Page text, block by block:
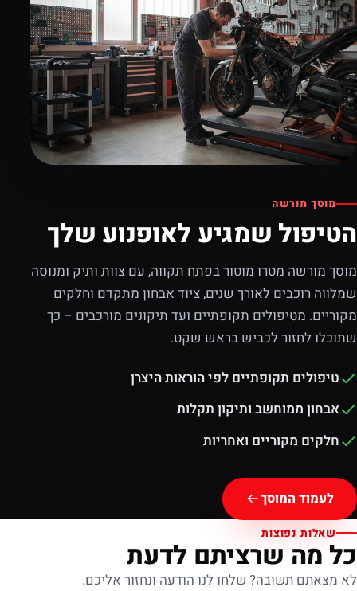
מוסך מורשה
הטיפול שמגיע לאופנוע שלך
מוסך מורשה מטרו מוטור בפתח תקווה, עם צוות ותיק ומנוסה
שמלווה רוכבים לאורך שנים, ציוד אבחון מתקדם וחלקים
מקוריים. מטיפולים תקופתיים ועד תיקונים מורכבים – כך
שתוכלו לחזור לכביש בראש שקט.
טיפולים תקופתיים לפי הוראות היצרן
אבחון ממוחשב ותיקון תקלות
חלקים מקוריים ואחריות
לעמוד המוסך
שאלות נפוצות
כל מה שרציתם לדעת
לא מצאתם תשובה? שלחו לנו הודעה ונחזור אליכם.